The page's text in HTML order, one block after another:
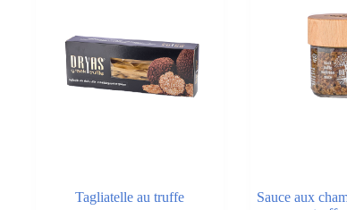
Tagliatelle au truffe
Sauce aux